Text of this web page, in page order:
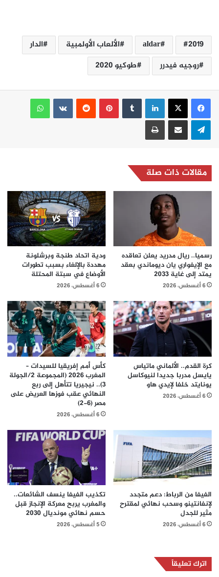
2019
aldar الألعاب الأولمبية
الدار
روجيه فيدرر
طوكيو 2020
لينكدإن بينتيريست
واتساب
تيلقرام مشاركة عبر البريد طباعة
مقالات ذات صلة
رسميا.. ريال مدريد يعلن تعاقده
مع الإيفواري يان ديوماندي بعقد
يمتد إلى غاية 2033
6 أغسطس، 2026
ودية اتحاد طنجة وبرشلونة
مهددة بالإلغاء بسبب تطورات
الأوضاع في سبتة المحتلة
6 أغسطس، 2026
كرة القدم.. الألماني ماتياس
يايسل مدربا جديدا لنيوكاسل
يونايتد خلفا لإيدي هاو
6 أغسطس، 2026
كأس أمم إفريقيا للسيدات –
المغرب 2026 (المجموعة 2/الجولة
3).. نيجيريا تتأهل إلى ربع
النهائي عقب فوزها العريض على
مصر (6-2)
6 أغسطس، 2026
الفيفا من الرباط: دعم متجدد
لإنفانتينو وسحب نهائي لمقترح
مثير للجدل
6 أغسطس، 2026
تكذيب الفيفا ينسف الشائعات..
والمغرب يربح معركة الإنجاز قبل
حسم نهائي مونديال 2030
5 أغسطس، 2026
اترك تعليقاً